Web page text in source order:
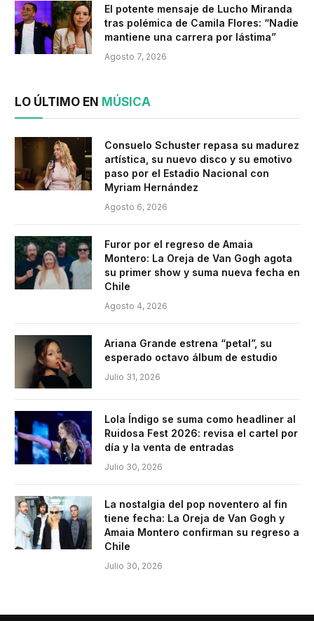
El potente mensaje de Lucho Miranda
tras polémica de Camila Flores: “Nadie
mantiene una carrera por lástima”
Agosto 7, 2026
LO ÚLTIMO EN MÚSICA
Consuelo Schuster repasa su madurez
artística, su nuevo disco y su emotivo
paso por el Estadio Nacional con
Myriam Hernández
Agosto 6, 2026
Furor por el regreso de Amaia
Montero: La Oreja de Van Gogh agota
su primer show y suma nueva fecha en
Chile
Agosto 4, 2026
Ariana Grande estrena “petal”, su
esperado octavo álbum de estudio
Julio 31, 2026
Lola Índigo se suma como headliner al
Ruidosa Fest 2026: revisa el cartel por
día y la venta de entradas
Julio 30, 2026
La nostalgia del pop noventero al fin
tiene fecha: La Oreja de Van Gogh y
Amaia Montero confirman su regreso a
Chile
Julio 30, 2026